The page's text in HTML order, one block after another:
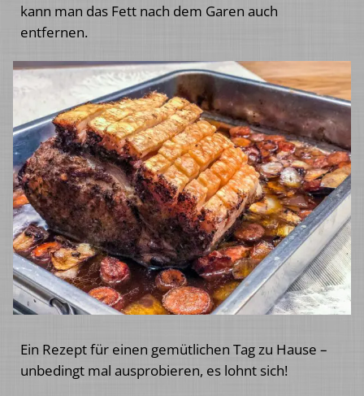
kann man das Fett nach dem Garen auch
entfernen.
Ein Rezept für einen gemütlichen Tag zu Hause –
unbedingt mal ausprobieren, es lohnt sich!